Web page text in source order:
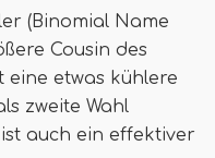
(Binomial Name
Cousin des
eine etwas kühlere
zweite Wahl
auch ein effektiver